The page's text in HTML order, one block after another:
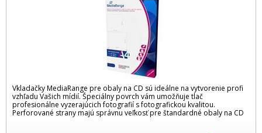
Vkladačky MediaRange pre obaly na CD sú ideálne na vytvorenie profi
vzhľadu Vašich mídií. Špeciálny povrch vám umožňuje tlač
profesionálne vyzerajúcich fotografií s fotografickou kvalitou.
Perforované strany majú správnu veľkosť pre štandardné obaly na CD